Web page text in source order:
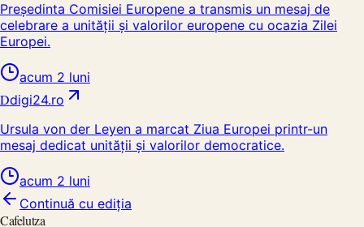
Președinta Comisiei Europene a transmis un mesaj de
celebrare a unității și valorilor europene cu ocazia Zilei
Europei.
acum 2 luni
Ddigi24.ro
Ursula von der Leyen a marcat Ziua Europei printr-un
mesaj dedicat unității și valorilor democratice.
acum 2 luni
Continuă cu ediția
Cafelutza